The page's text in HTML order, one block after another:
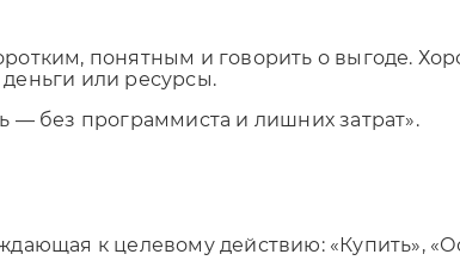
понятным и говорить о выгоде.
или ресурсы.
— без программиста и лишних затрат».
к целевому действию: «Купить»,
Отправляя форму, Вы принимаетеполитику